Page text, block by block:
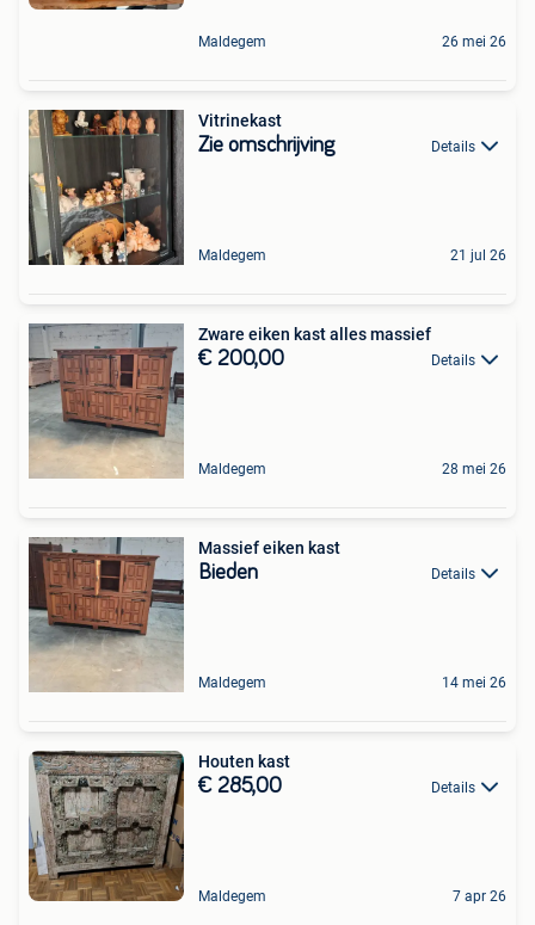
Maldegem 26 mei 26
Vitrinekast
Zie omschrijving Details
Maldegem 21 jul 26
Zware eiken kast alles massief
€ 200,00 Details
Maldegem 28 mei 26
Massief eiken kast
Bieden Details
Maldegem 14 mei 26
Houten kast
€ 285,00 Details
Maldegem 7 apr 26